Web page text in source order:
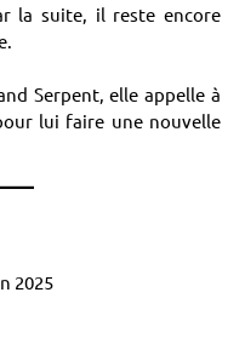
la suite, il reste encore
Serpent, elle appelle à
lui faire une nouvelle
2025